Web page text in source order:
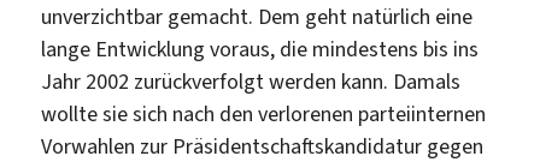
unverzichtbar gemacht. Dem geht natürlich eine
lange Entwicklung voraus, die mindestens bis ins
Jahr 2002 zurückverfolgt werden kann. Damals
wollte sie sich nach den verlorenen parteiinternen
Vorwahlen zur Präsidentschaftskandidatur gegen